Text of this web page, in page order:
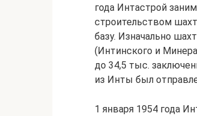
года Интастрой
строительством
базу. Изначально
(Интинского и
до 34,5 тыс.
из Инты был
1 января 1954 года